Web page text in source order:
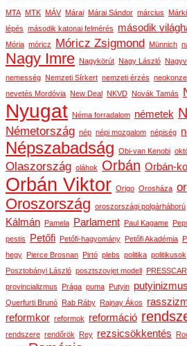
MTA MTK MÁV Márai Márai Sándor március
lépés második katonai felmérés második
Mória móricz Móricz Zsigmond Münnich
Nagy Imre Nagykörút Nagy László
nemesség Nemzeti Sírkert nemzeti érzés
nevetés Mordóvia New Deal NKVD Novák Tamás
Nyugat Néma forradalom németek
Németország nép népi mozgalom népiség
Népszabadság Obi-van Kenobi
Olaszország oláhok Orbán Orbán-
Orbán Viktor Origo Orosháza
Oroszország oroszországi polgárháború
Kálmán Pamela Parlament Paul Kagame
pestis Petőfi Petőfi-hagyomány Petőfi Akadémia
hegy Pierce Brosnan Pirtó plebs politika politikusok
Posztobányi László posztszovjet modell
provincializmus Prága puma Putyin putyinizmus
Querfurti Brunó Rab Ráby Rajnay Ákos
reformkor reformok reformáció
rendszere rendőrök Rey rezsicsökkentés